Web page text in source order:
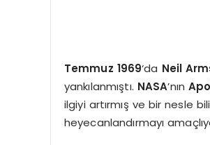
Temmuz 1969‘da Neil
yankılanmıştı. NASA’nın
ilgiyi artırmış ve bir nesle
heyecanlandırmayı